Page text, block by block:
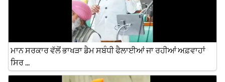
ਮਾਨ ਸਰਕਾਰ ਵੱਲੋਂ ਭਾਖੜਾ ਡੈਮ ਸਬੰਧੀ ਫੈਲਾਈਆਂ ਜਾ ਰਹੀਆਂ ਅਫ਼ਵਾਹਾਂ
ਸਿਰ ...